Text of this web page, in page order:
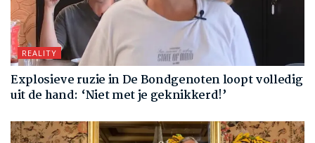
REALITY
Explosieve ruzie in De Bondgenoten loopt volledig
uit de hand: ‘Niet met je geknikkerd!’